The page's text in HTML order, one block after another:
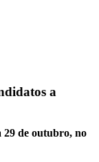
a
29 de outubro, no